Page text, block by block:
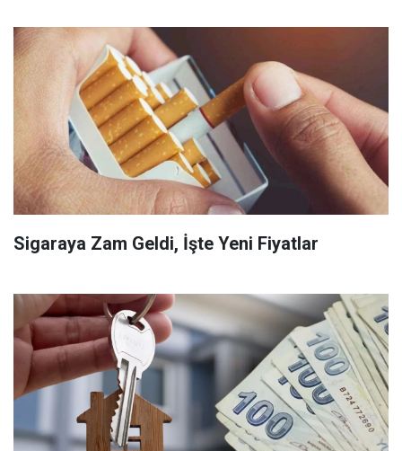
Sigaraya Zam Geldi, İşte Yeni Fiyatlar